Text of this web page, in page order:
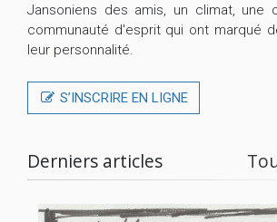
Jansoniens des amis, un climat, une
communauté d'esprit qui ont marqué
leur personnalité.
S’INSCRIRE EN LIGNE
Derniers articles